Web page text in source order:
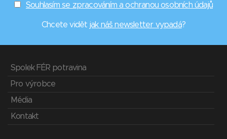
Souhlasím se zpracováním a ochranou osobních údajů
Chcete vidět jak náš newsletter vypadá?
Spolek FÉR potravina
Pro výrobce
Média
Kontakt